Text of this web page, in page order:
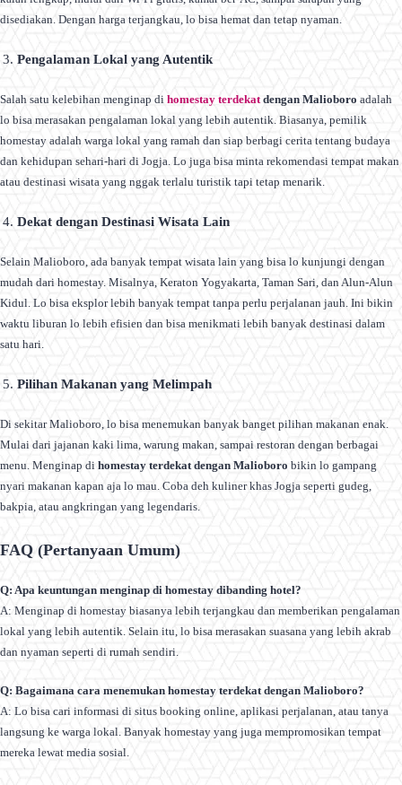
disediakan. Dengan harga terjangkau, lo bisa hemat dan tetap nyaman.
Pengalaman Lokal yang Autentik
Salah satu kelebihan menginap di homestay terdekatdengan Malioboro adalah
lo bisa merasakan pengalaman lokal yang lebih autentik. Biasanya, pemilik
homestay adalah warga lokal yang ramah dan siap berbagi cerita tentang budaya
dan kehidupan sehari-hari di Jogja. Lo juga bisa minta rekomendasi tempat makan
atau destinasi wisata yang nggak terlalu turistik tapi tetap menarik.
Dekat dengan Destinasi Wisata Lain
Selain Malioboro, ada banyak tempat wisata lain yang bisa lo kunjungi dengan
mudah dari homestay. Misalnya, Keraton Yogyakarta, Taman Sari, dan Alun-Alun
Kidul. Lo bisa eksplor lebih banyak tempat tanpa perlu perjalanan jauh. Ini bikin
waktu liburan lo lebih efisien dan bisa menikmati lebih banyak destinasi dalam
satu hari.
Pilihan Makanan yang Melimpah
Di sekitar Malioboro, lo bisa menemukan banyak banget pilihan makanan enak.
Mulai dari jajanan kaki lima, warung makan, sampai restoran dengan berbagai
menu. Menginap di homestay terdekat dengan Malioboro bikin lo gampang
nyari makanan kapan aja lo mau. Coba deh kuliner khas Jogja seperti gudeg,
bakpia, atau angkringan yang legendaris.
FAQ (Pertanyaan Umum)
Q: Apa keuntungan menginap di homestay dibanding hotel?
A: Menginap di homestay biasanya lebih terjangkau dan memberikan pengalaman
lokal yang lebih autentik. Selain itu, lo bisa merasakan suasana yang lebih akrab
dan nyaman seperti di rumah sendiri.
Q: Bagaimana cara menemukan homestay terdekat dengan Malioboro?
A: Lo bisa cari informasi di situs booking online, aplikasi perjalanan, atau tanya
langsung ke warga lokal. Banyak homestay yang juga mempromosikan tempat
mereka lewat media sosial.